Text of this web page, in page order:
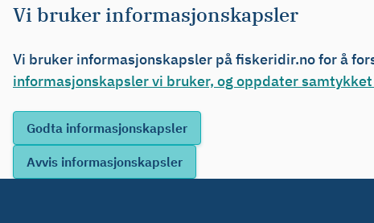
Vi bruker informasjonskapsler
Vi bruker informasjonskapsler på fiskeridir.no for å
informasjonskapsler vi bruker, og oppdater